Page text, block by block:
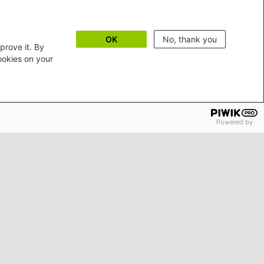
it. By
on your
OK No, thank you
Powered by